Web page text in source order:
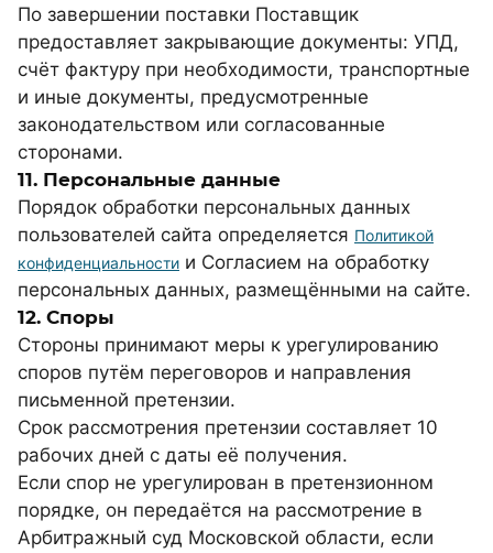
По завершении поставки Поставщик
предоставляет закрывающие документы: УПД,
счёт фактуру при необходимости, транспортные
и иные документы, предусмотренные
законодательством или согласованные
сторонами.
11. Персональные данные
Порядок обработки персональных данных
пользователей сайта определяется Политикой
конфиденциальности и Согласием на обработку
персональных данных, размещёнными на сайте.
12. Споры
Стороны принимают меры к урегулированию
споров путём переговоров и направления
письменной претензии.
Срок рассмотрения претензии составляет 10
рабочих дней с даты её получения.
Если спор не урегулирован в претензионном
порядке, он передаётся на рассмотрение в
Арбитражный суд Московской области, если